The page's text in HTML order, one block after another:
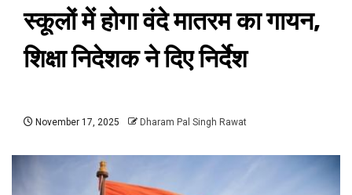
स्कूलों में होगा वंदे मातरम का गायन,
शिक्षा निदेशक ने दिए निर्देश
November 17, 2025 Dharam Pal Singh Rawat